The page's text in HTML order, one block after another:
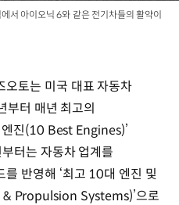
서 아이오닉 6와 같은 전기차들의 활약이
토는 미국 대표 자동차
부터 매년 최고의
진(10 Best Engines)’
터는 자동차 업계를
반영해 ‘최고 10대 엔진 및
Propulsion Systems)’으로